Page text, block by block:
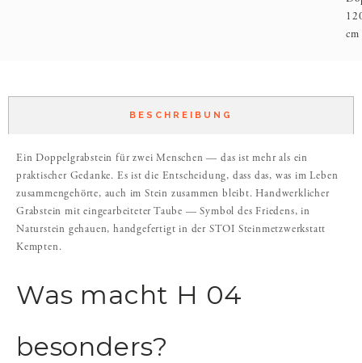
BESCHREIBUNG
Ein Doppelgrabstein für zwei Menschen — das ist mehr als ein
praktischer Gedanke. Es ist die Entscheidung, dass das, was im Leben
zusammengehörte, auch im Stein zusammen bleibt. Handwerklicher
Grabstein mit eingearbeiteter Taube — Symbol des Friedens, in
Naturstein gehauen, handgefertigt in der STOI Steinmetzwerkstatt
Kempten.
Was macht H 04
besonders?